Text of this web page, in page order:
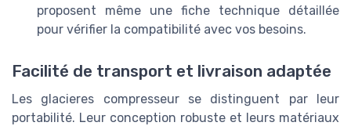
proposent même une fiche technique détaillée
pour vérifier la compatibilité avec vos besoins.
Facilité de transport et livraison adaptée
Les glacieres compresseur se distinguent par leur
portabilité. Leur conception robuste et leurs matériaux